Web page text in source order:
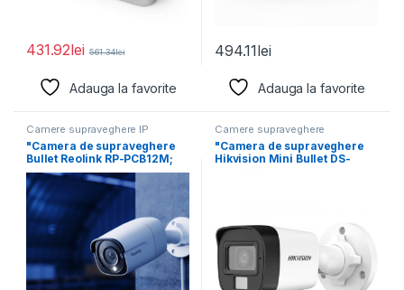
431.92lei 561.34lei
Adauga la favorite
494.11lei
Adauga la favorite
Camere supraveghere IP
"Camera de supraveghere
Bullet Reolink RP-PCB12M;
Senzor:1/2.49" CMOS Sensor
Rezolutie
Camere supraveghere
"Camera de supraveghere
Hikvision Mini Bullet DS-